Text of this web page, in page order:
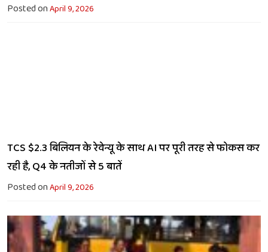
Posted onApril 9, 2026
TCS $2.3 बिलियन के रेवेन्यू के साथ AI पर पूरी तरह से फोकस कर
रही है, Q4 के नतीजों से 5 बातें
Posted onApril 9, 2026